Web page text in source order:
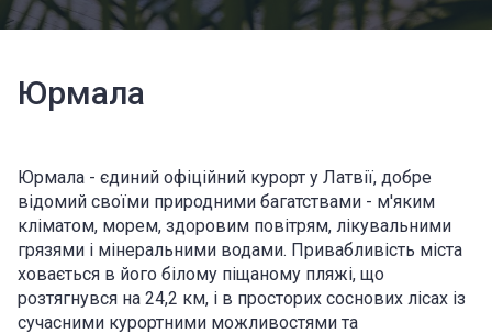
Юрмала
Юрмала - єдиний офіційний курорт у Латвії, добре
відомий своїми природними багатствами - м'яким
кліматом, морем, здоровим повітрям, лікувальними
грязями і мінеральними водами. Привабливість міста
ховається в його білому піщаному пляжі, що
розтягнувся на 24,2 км, і в просторих соснових лісах із
сучасними курортними можливостями та